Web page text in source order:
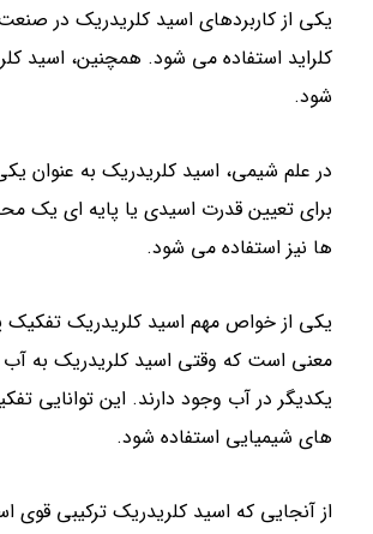
یکی از کاربردهای اسید کلریدریک در
کلراید استفاده می شود. همچنین، اسید
شود.
در علم شیمی، اسید کلریدریک به عنوان
ها نیز استفاده می شود.
یکی از خواص مهم اسید کلریدریک تفکیک
معنی است که وقتی اسید کلریدریک به
یکدیگر در آب وجود دارند. این توانایی
های شیمیایی استفاده شود.
از آنجایی که اسید کلریدریک ترکیبی قوی